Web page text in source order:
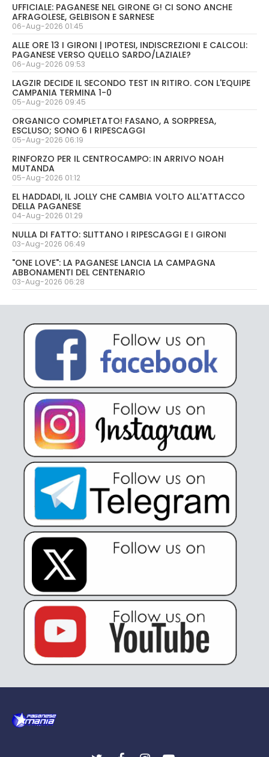
UFFICIALE: PAGANESE NEL GIRONE G! CI SONO ANCHE
AFRAGOLESE, GELBISON E SARNESE
06-Aug-2026 01:45
ALLE ORE 13 I GIRONI | IPOTESI, INDISCREZIONI E CALCOLI:
PAGANESE VERSO QUELLO SARDO/LAZIALE?
06-Aug-2026 09:53
LAGZIR DECIDE IL SECONDO TEST IN RITIRO. CON L'EQUIPE
CAMPANIA TERMINA 1-0
05-Aug-2026 09:45
ORGANICO COMPLETATO! FASANO, A SORPRESA,
ESCLUSO; SONO 6 I RIPESCAGGI
05-Aug-2026 06:19
RINFORZO PER IL CENTROCAMPO: IN ARRIVO NOAH
MUTANDA
05-Aug-2026 01:12
EL HADDADI, IL JOLLY CHE CAMBIA VOLTO ALL'ATTACCO
DELLA PAGANESE
04-Aug-2026 01:29
NULLA DI FATTO: SLITTANO I RIPESCAGGI E I GIRONI
03-Aug-2026 06:49
"ONE LOVE": LA PAGANESE LANCIA LA CAMPAGNA
ABBONAMENTI DEL CENTENARIO
03-Aug-2026 06:28